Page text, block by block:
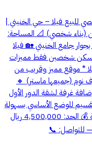
للبيع فيلا – حي الخنيني |
(بناء شخصي) 📐 المساحة:
📍 بجوار جامع الخنيني 🏡 فيلا
(8 سنوات) – سكن شخصين فقط مميزات
* موقع مميز وقريب من
تفاصيل الدور الأول: * 4 غرف نوم (جميعها ماستر) 🔸
غرفة لشقة الدور الأول
للوضع الأساسي بسهولة
* في الفيديو الحالي يظهر: غرفتين نوم + صالة 💰 الحد: 4,500,000 ريال
للتواصل: 📞